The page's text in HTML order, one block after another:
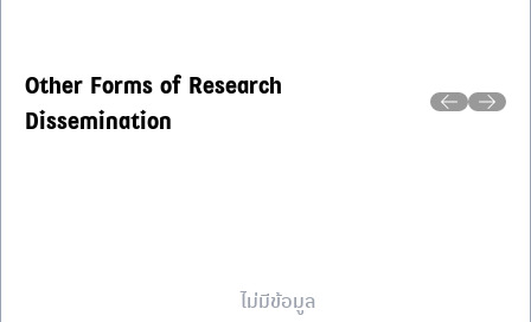
Other Forms of Research
Dissemination
ไม่มีข้อมูล